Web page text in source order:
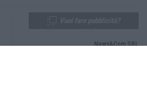
News&Com SRL